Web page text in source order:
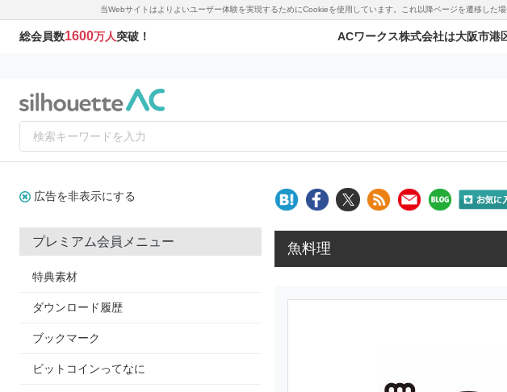
当Webサイトはよりよいユーザー体験を実現するためにCookieを使用しています。これ以降ページを遷移し
総会員数1600万人突破！ ACワークス株式会社は大阪市港
広告を非表示にする
プレミアム会員メニュー
特典素材
ダウンロード履歴
ブックマーク
ビットコインってなに
魚料理